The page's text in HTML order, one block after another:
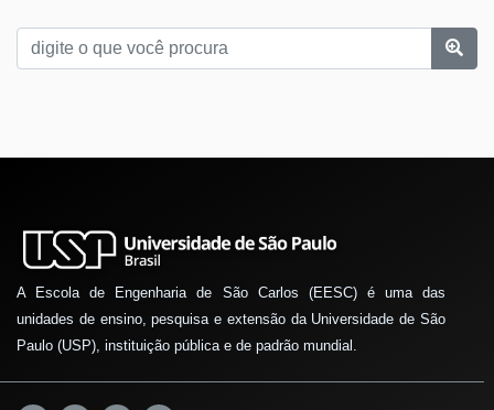
A Escola de Engenharia de São Carlos (EESC) é uma das
unidades de ensino, pesquisa e extensão da Universidade de São
Paulo (USP), instituição pública e de padrão mundial.